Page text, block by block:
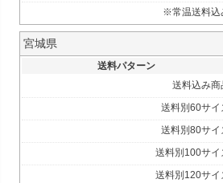
※常温送料込
宮城県
送料パターン
送料込み商
送料別60サイ
送料別80サイ
送料別100サイ
送料別120サイ